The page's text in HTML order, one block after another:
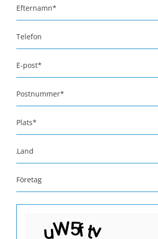
Efternamn*
Telefon
E-post*
Postnummer*
Plats*
Land
Företag